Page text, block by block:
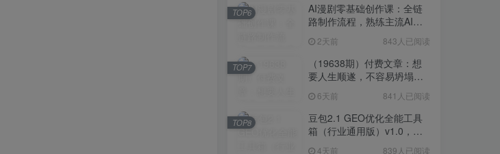
AI漫剧零基础创作课：全链
路制作流程，熟练主流AI工
2天前 843人已阅读
TOP6
（19638期）付费文章：想
要人生顺遂，不容易坍塌，
6天前 841人已阅读
TOP7
豆包2.1 GEO优化全能工具
箱（行业通用版）v1.0，会
4天前 839人已阅读
TOP8